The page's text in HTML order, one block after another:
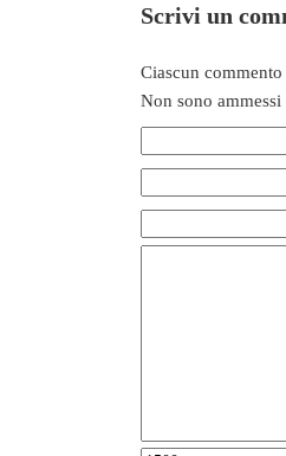
Scrivi un
Ciascun
Non sono